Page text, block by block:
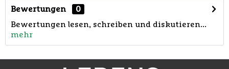
Bewertungen
0
Bewertungen lesen, schreiben und diskutieren...
mehr